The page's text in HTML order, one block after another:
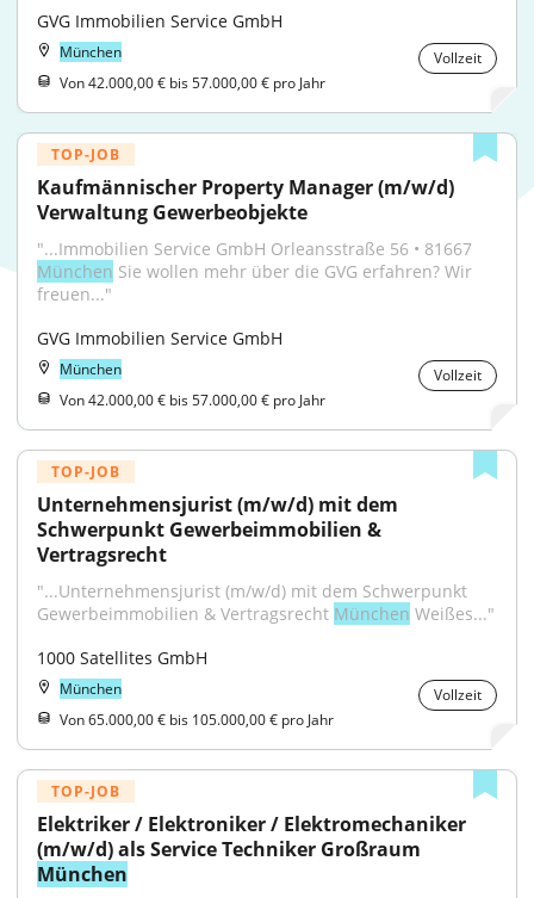
GVG Immobilien Service GmbH
München
Vollzeit
Von 42.000,00 € bis 57.000,00 € pro Jahr
TOP-JOB
Kaufmännischer Property Manager (m/w/d)
Verwaltung Gewerbeobjekte
München Sie wollen mehr über die GVG erfahren? Wir
freuen..."
GVG Immobilien Service GmbH
München
Vollzeit
Von 42.000,00 € bis 57.000,00 € pro Jahr
TOP-JOB
Unternehmensjurist (m/w/d) mit dem
Schwerpunkt Gewerbeimmobilien &
Vertragsrecht
"...Unternehmensjurist (m/w/d) mit dem Schwerpunkt
Gewerbeimmobilien & Vertragsrecht München Weißes..."
1000 Satellites GmbH
München
Vollzeit
Von 65.000,00 € bis 105.000,00 € pro Jahr
TOP-JOB
Elektriker / Elektroniker / Elektromechaniker
München